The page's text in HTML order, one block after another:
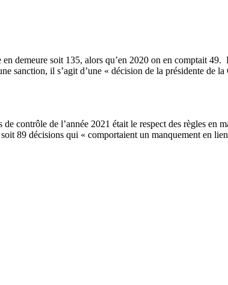
demeure soit 135, alors qu’en 2020 on en comptait
sanction, il s’agit d’une « décision de la présidente
contrôle de l’année 2021 était le respect des règles en
89 décisions qui « comportaient un manquement en